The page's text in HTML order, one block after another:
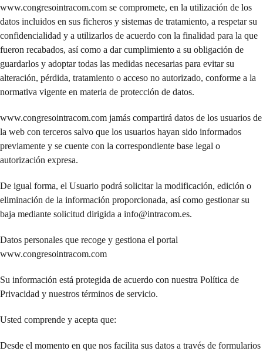
www.congresointracom.com se compromete, en la utilización de los
datos incluidos en sus ficheros y sistemas de tratamiento, a respetar su
confidencialidad y a utilizarlos de acuerdo con la finalidad para la que
fueron recabados, así como a dar cumplimiento a su obligación de
guardarlos y adoptar todas las medidas necesarias para evitar su
alteración, pérdida, tratamiento o acceso no autorizado, conforme a la
normativa vigente en materia de protección de datos.
www.congresointracom.com jamás compartirá datos de los usuarios de
la web con terceros salvo que los usuarios hayan sido informados
previamente y se cuente con la correspondiente base legal o
autorización expresa.
De igual forma, el Usuario podrá solicitar la modificación, edición o
eliminación de la información proporcionada, así como gestionar su
baja mediante solicitud dirigida a info@intracom.es.
Datos personales que recoge y gestiona el portal
www.congresointracom.com
Su información está protegida de acuerdo con nuestra Política de
Privacidad y nuestros términos de servicio.
Usted comprende y acepta que:
Desde el momento en que nos facilita sus datos a través de formularios